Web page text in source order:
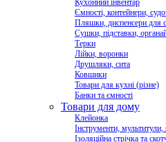
Кухонний інвентар
Ємності, контейнери,
Пляшки, диспенсери для
Сушки, підставки,
Терки
Лійки, воронки
Друшляки, сита
Ковшики
Товари для кухні (різне)
Банки та ємності
Товари для дому
Клейонка
Інструменти,
Ізоляційна стрічка та